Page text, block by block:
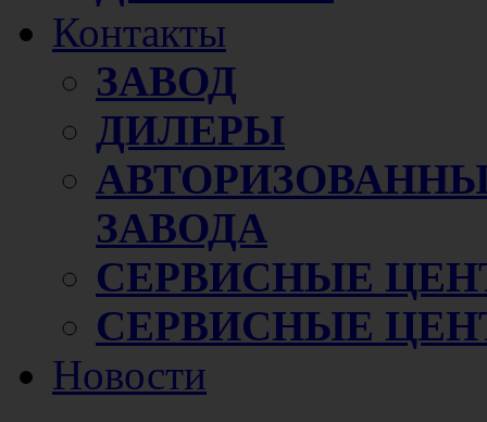
Контакты
ЗАВОД
ДИЛЕРЫ
ЗАВОДА
СЕРВИСНЫЕ
СЕРВИСНЫЕ
Новости